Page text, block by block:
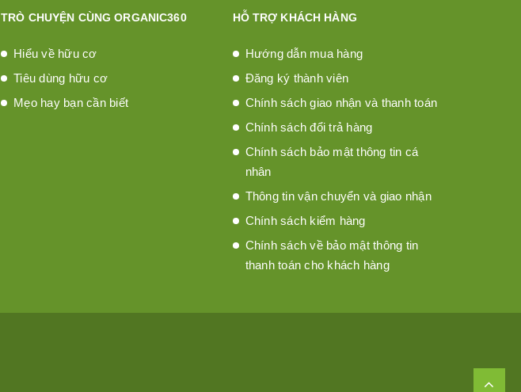
TRÒ CHUYỆN CÙNG ORGANIC360
Hiểu về hữu cơ
Tiêu dùng hữu cơ
Mẹo hay bạn cần biết
HỖ TRỢ KHÁCH HÀNG
Hướng dẫn mua hàng
Đăng ký thành viên
Chính sách giao nhận và thanh toán
Chính sách đổi trả hàng
Chính sách bảo mật thông tin cá
nhân
Thông tin vận chuyển và giao nhận
Chính sách kiểm hàng
Chính sách về bảo mật thông tin
thanh toán cho khách hàng